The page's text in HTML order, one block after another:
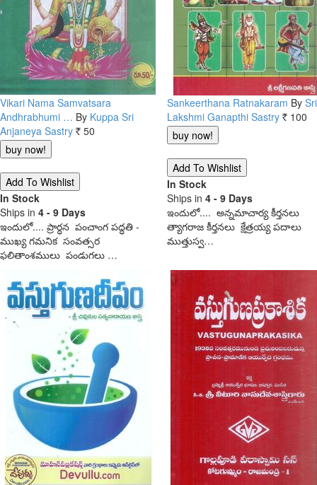
Vikari Nama Samvatsara
Andhrabhumi … By Kuppa Sri
Anjaneya Sastry Rs. 50
In Stock
Ships in 4 - 9 Days
ఇందులో.... ప్రార్ధన పంచాంగ పద్ధతి -
ముఖ్య గమనిక సంవత్సర
ఫలితాంశములు పండుగలు …
Sankeerthana Ratnakaram By Sri
Lakshmi Ganapthi Sastry Rs. 100
In Stock
Ships in 4 - 9 Days
ఇందులో.... అన్నమాచార్య కీర్తనలు
త్యాగరాజ కీర్తనలు క్షేత్రయ్య పదాలు
ముత్తుస్వ…